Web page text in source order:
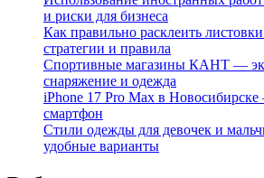
и риски для бизнеса
Как правильно расклеить
стратегии и правила
Спортивные магазины КАНТ —
снаряжение и одежда
iPhone 17 Pro Max в
смартфон
Стили одежды для девочек и
удобные варианты